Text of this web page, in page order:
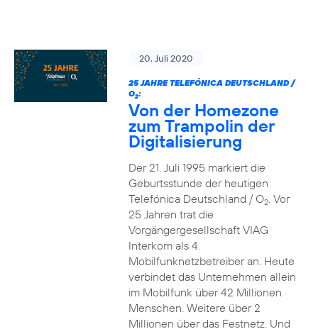
20. Juli 2020
25 JAHRE TELEFÓNICA DEUTSCHLAND /
O2:
Von der Homezone
zum Trampolin der
Digitalisierung
Der 21. Juli 1995 markiert die
Geburtsstunde der heutigen
Telefónica Deutschland / O2. Vor
25 Jahren trat die
Vorgängergesellschaft VIAG
Interkom als 4.
Mobilfunknetzbetreiber an. Heute
verbindet das Unternehmen allein
im Mobilfunk über 42 Millionen
Menschen. Weitere über 2
Millionen über das Festnetz. Und